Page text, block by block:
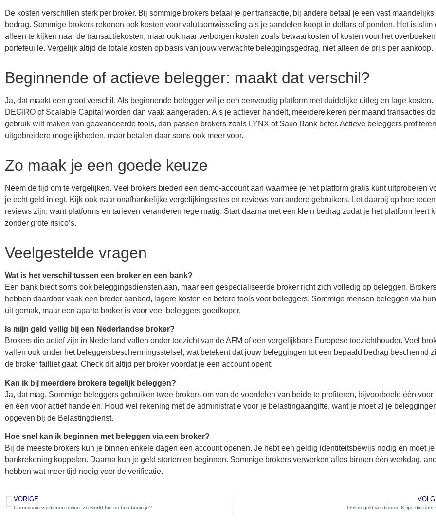
De kosten verschillen sterk per broker. Bij sommige brokers betaal je per transactie, bij andere betaal je een vast maandelijks
bedrag. Sommige brokers rekenen ook kosten voor valutaomwisseling als je aandelen koopt in dollars of ponden. Het is slim
alleen te kijken naar de transactiekosten, maar ook naar verborgen kosten zoals bewaarkosten of kosten voor het
portefeuille. Vergelijk altijd de totale kosten op basis van jouw verwachte beleggingsgedrag, niet alleen de prijs per aankoop.
Beginnende of actieve belegger: maakt dat verschil?
Ja, dat maakt een groot verschil. Als beginnende belegger wil je een eenvoudig platform met duidelijke uitleg en lage kosten.
DEGIRO of Scalable Capital worden dan vaak aangeraden. Als je actiever handelt, meerdere keren per maand transacties
gebruik wilt maken van geavanceerde tools, dan passen brokers zoals LYNX of Saxo Bank beter. Actieve beleggers
uitgebreidere mogelijkheden, maar betalen daar soms ook meer voor.
Zo maak je een goede keuze
Neem de tijd om te vergelijken. Veel brokers bieden een demo-account aan waarmee je het platform gratis kunt uitproberen
je echt geld inlegt. Kijk ook naar onafhankelijke vergelijkingssites en reviews van andere gebruikers. Let daarbij op hoe
reviews zijn, want platforms en tarieven veranderen regelmatig. Start daarna met een klein bedrag zodat je het platform leert
zonder grote risico’s.
Veelgestelde vragen
Wat is het verschil tussen een broker en een bank?
Een bank biedt soms ook beleggingsdiensten aan, maar een gespecialiseerde broker richt zich volledig op beleggen. Brokers
hebben daardoor vaak een breder aanbod, lagere kosten en betere tools voor beleggers. Sommige mensen beleggen via
uit gemak, maar een aparte broker is voor veel beleggers goedkoper.
Is mijn geld veilig bij een Nederlandse broker?
Brokers die actief zijn in Nederland vallen onder toezicht van de AFM of een vergelijkbare Europese toezichthouder. Veel
vallen ook onder het beleggersbeschermingsstelsel, wat betekent dat jouw beleggingen tot een bepaald bedrag beschermd
de broker failliet gaat. Check dit altijd per broker voordat je een account opent.
Kan ik bij meerdere brokers tegelijk beleggen?
Ja, dat mag. Sommige beleggers gebruiken twee brokers om van de voordelen van beide te profiteren, bijvoorbeeld één voor
en één voor actief handelen. Houd wel rekening met de administratie voor je belastingaangifte, want je moet al je
opgeven bij de Belastingdienst.
Hoe snel kan ik beginnen met beleggen via een broker?
Bij de meeste brokers kun je binnen enkele dagen een account openen. Je hebt een geldig identiteitsbewijs nodig en moet je
bankrekening koppelen. Daarna kun je geld storten en beginnen. Sommige brokers verwerken alles binnen één werkdag,
hebben wat meer tijd nodig voor de verificatie.
VORIGE
Commissie verdienen online: zo werkt het en hoe begin je? Online geld verdienen: 8 tips die écht